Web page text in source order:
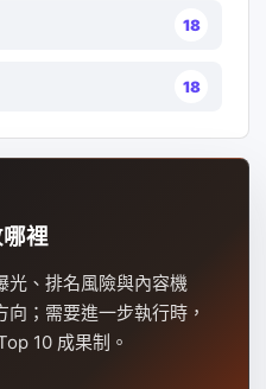
18
18
裡
光、排名風險與內容機
；需要進一步執行時，
10 成果制。